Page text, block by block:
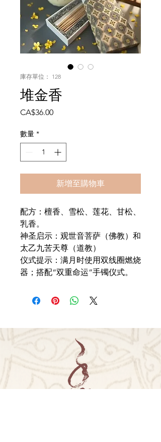
庫存單位： 128
堆金香
CA$36.00價
數量 *
新增至購物車
配方：檀香、雪松、莲花、甘松、
乳香。
神圣启示：观世音菩萨（佛教）和
太乙九苦天尊（道教）
仪式提示：满月时使用双线圈燃烧
器；搭配“双重命运”手镯仪式。